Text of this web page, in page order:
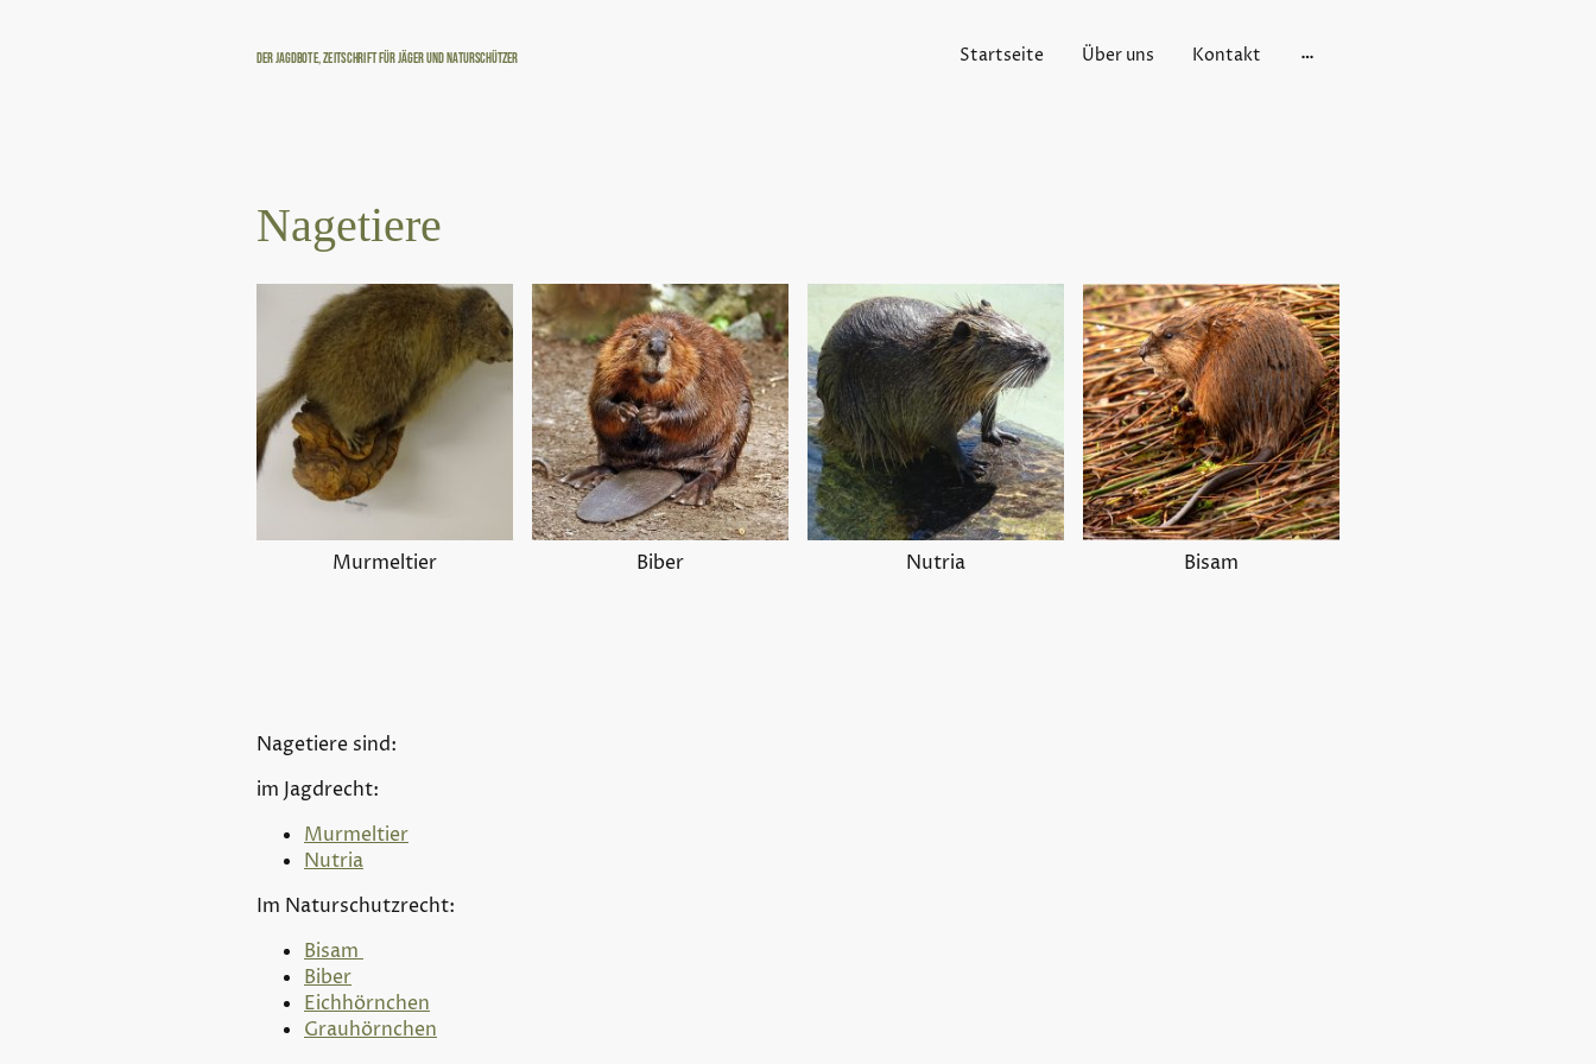
Der Jagdbote, Zeitschrift für Jäger und Naturschützer Startseite Über uns Kontakt
Nagetiere
Murmeltier Biber Nutria Bisam
Nagetiere sind:
im Jagdrecht:
Murmeltier
Nutria
Im Naturschutzrecht:
Bisam
Biber
Eichhörnchen
Grauhörnchen